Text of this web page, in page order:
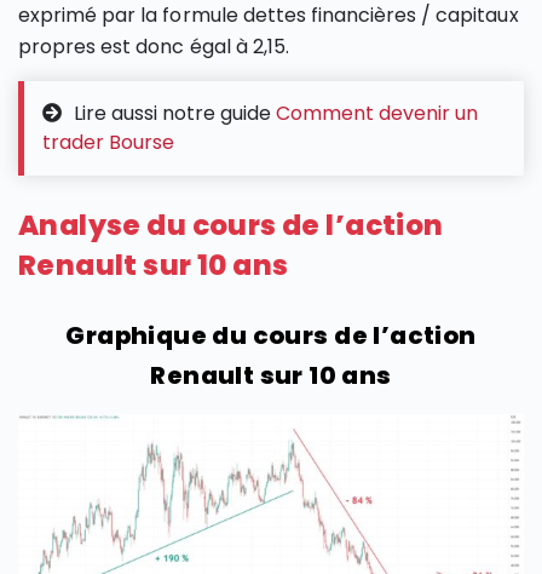
exprimé par la formule dettes financières / capitaux
propres est donc égal à 2,15.
Lire aussi notre guideComment devenir un
trader Bourse
Analyse du cours de l’action
Renault sur 10 ans
Graphique du cours de l’action
Renault sur 10 ans